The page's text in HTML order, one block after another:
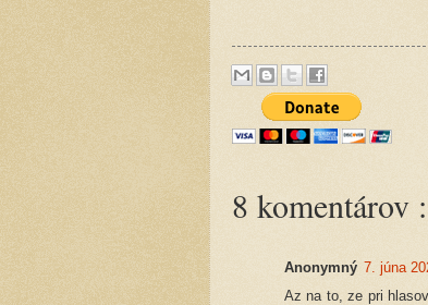
8 komentárov :
Anonymný 7. júna
Az na to, ze pri